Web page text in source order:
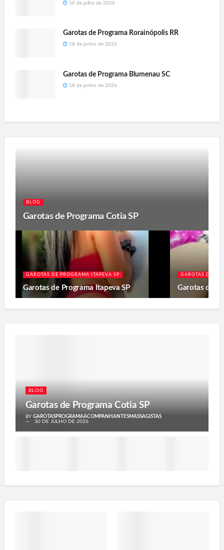
10 de julho de 2026
Garotas de Programa Rorainópolis RR
18 de junho de 2026
Garotas de Programa Blumenau SC
18 de junho de 2026
BLOG
Garotas de Programa Cotia SP
GAROTAS DE PROGRAMA ITAPEVA SP
Garotas de Programa Itapeva SP
GAROTAS DE
Garotas de
BLOG
Garotas de Programa Cotia SP
BY GAROTASPROGRAMAACOMPANHANTESMASSAGISTAS
30 DE JULHO DE 2026